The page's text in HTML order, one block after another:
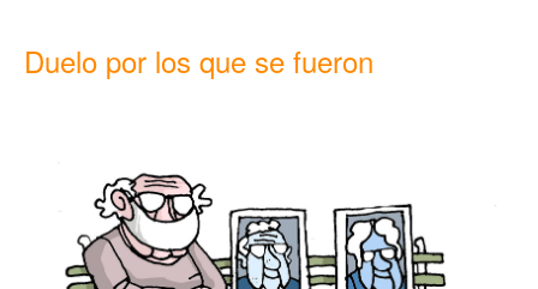
Duelo por los que se fueron